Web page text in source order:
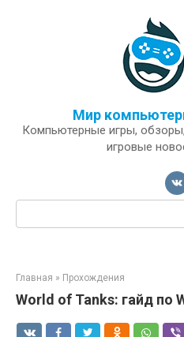
Мир
Компьютерные игры,
игровые
Поиск:
Главная » Прохождения
World of Tanks: гайд по